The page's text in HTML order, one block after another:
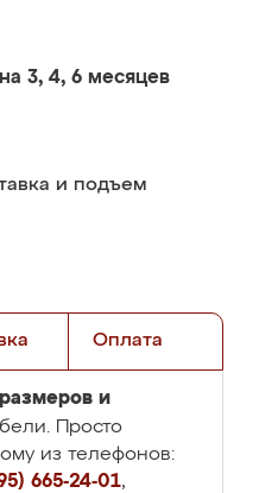
на 3, 4, 6 месяцев
и подъем
Оплата
размеров и
Просто
из телефонов:
665-24-01,